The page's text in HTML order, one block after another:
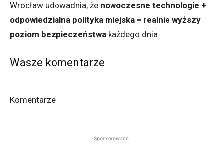
Wrocław udowadnia, że nowoczesne technologie +
odpowiedzialna polityka miejska = realnie wyższy
poziom bezpieczeństwa każdego dnia.
Wasze komentarze
Komentarze
Sponsorowane